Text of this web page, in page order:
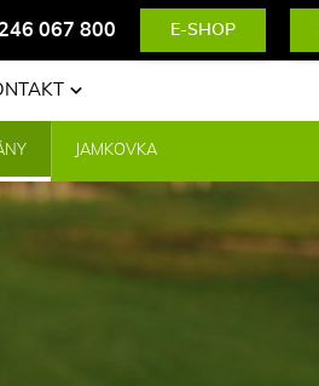
246 067 800 E-SHOP
JAMKOVKA